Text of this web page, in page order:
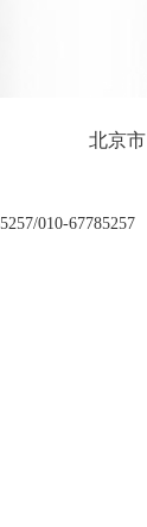
北京市
010-67785257